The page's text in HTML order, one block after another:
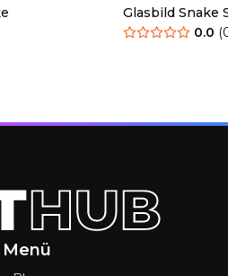
Glasbild Snake
0.0 (
Menü